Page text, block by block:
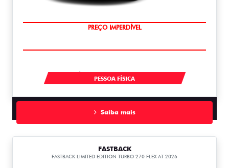
OPORTUNIDADE
À VISTA POR R$ 99.990,00
PESSOA FÍSICA
Saiba mais
FASTBACK
FASTBACK LIMITED EDITION TURBO 270 FLEX AT 2026